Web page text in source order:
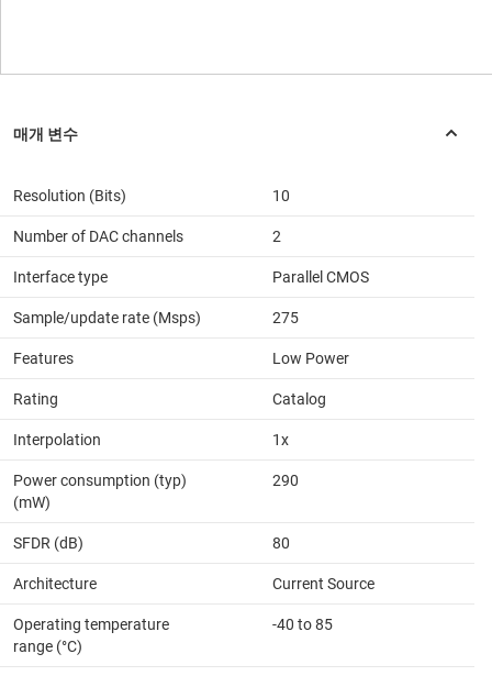
Resolution (Bits) 10
Number of DAC channels 2
Interface type Parallel CMOS
Sample/update rate (Msps) 275
Features Low Power
Rating Catalog
Interpolation 1x
Power consumption (typ)
(mW)
290
SFDR (dB) 80
Architecture Current Source
Operating temperature
range (°C)
-40 to 85